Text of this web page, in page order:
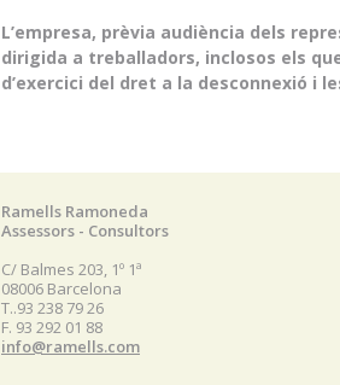
L’empresa, prèvia audiència dels
dirigida a treballadors, inclosos els
d’exercici del dret a la desconnexió i
Ramells Ramoneda
Assessors - Consultors
C/ Balmes 203, 1º 1ª
08006 Barcelona
T..93 238 79 26
F. 93 292 01 88
info@ramells.com